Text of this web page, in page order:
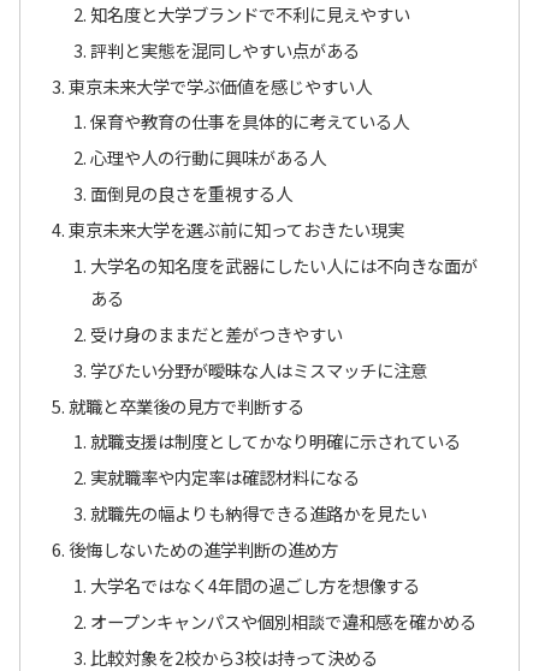
知名度と大学ブランドで不利に見えやすい
評判と実態を混同しやすい点がある
東京未来大学で学ぶ価値を感じやすい人
保育や教育の仕事を具体的に考えている人
心理や人の行動に興味がある人
面倒見の良さを重視する人
東京未来大学を選ぶ前に知っておきたい現実
大学名の知名度を武器にしたい人には不向きな面が
ある
受け身のままだと差がつきやすい
学びたい分野が曖昧な人はミスマッチに注意
就職と卒業後の見方で判断する
就職支援は制度としてかなり明確に示されている
実就職率や内定率は確認材料になる
就職先の幅よりも納得できる進路かを見たい
後悔しないための進学判断の進め方
大学名ではなく4年間の過ごし方を想像する
オープンキャンパスや個別相談で違和感を確かめる
比較対象を2校から3校は持って決める